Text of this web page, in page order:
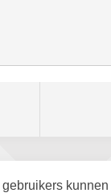
gebruikers